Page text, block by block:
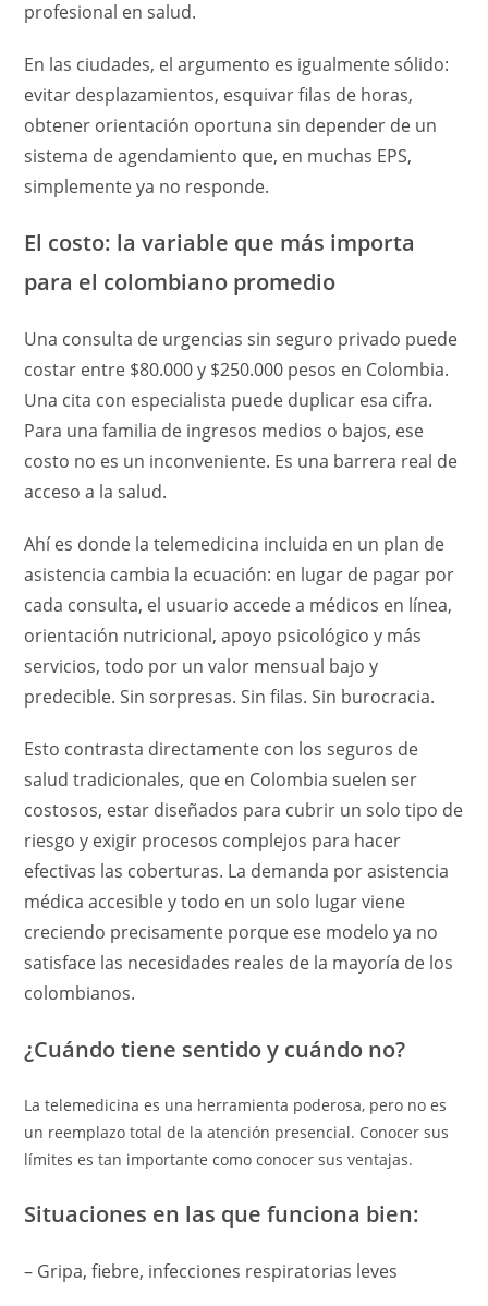
profesional en salud.
En las ciudades, el argumento es igualmente sólido:
evitar desplazamientos, esquivar filas de horas,
obtener orientación oportuna sin depender de un
sistema de agendamiento que, en muchas EPS,
simplemente ya no responde.
El costo: la variable que más importa
para el colombiano promedio
Una consulta de urgencias sin seguro privado puede
costar entre $80.000 y $250.000 pesos en Colombia.
Una cita con especialista puede duplicar esa cifra.
Para una familia de ingresos medios o bajos, ese
costo no es un inconveniente. Es una barrera real de
acceso a la salud.
Ahí es donde la telemedicina incluida en un plan de
asistencia cambia la ecuación: en lugar de pagar por
cada consulta, el usuario accede a médicos en línea,
orientación nutricional, apoyo psicológico y más
servicios, todo por un valor mensual bajo y
predecible. Sin sorpresas. Sin filas. Sin burocracia.
Esto contrasta directamente con los seguros de
salud tradicionales, que en Colombia suelen ser
costosos, estar diseñados para cubrir un solo tipo de
riesgo y exigir procesos complejos para hacer
efectivas las coberturas. La demanda por asistencia
médica accesible y todo en un solo lugar viene
creciendo precisamente porque ese modelo ya no
satisface las necesidades reales de la mayoría de los
colombianos.
¿Cuándo tiene sentido y cuándo no?
La telemedicina es una herramienta poderosa, pero no es
un reemplazo total de la atención presencial. Conocer sus
límites es tan importante como conocer sus ventajas.
Situaciones en las que funciona bien:
– Gripa, fiebre, infecciones respiratorias leves